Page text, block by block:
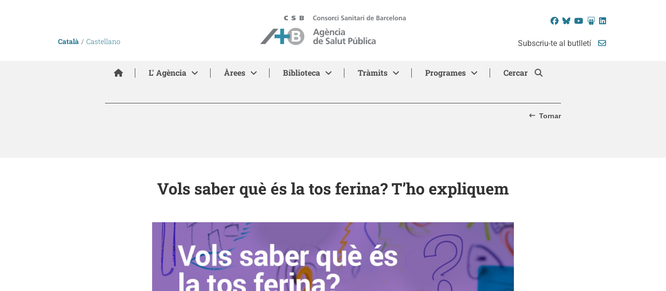
Català Castellano
ASPB - Agència de Salut Pública de Barcelona Facebook
BlueskyYouTube
SlideShare
LinkedIn
Subscriu-te al butlletí
Inici L' Agència Àrees Biblioteca Tràmits Programes Cercar
Tornar
Vols saber què és la tos ferina? T’ho expliquem